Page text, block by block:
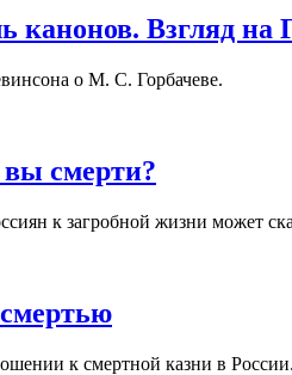
канонов. Взгляд на
о М. С. Горбачеве.
смерти?
к загробной жизни может
к смертной казни в России.